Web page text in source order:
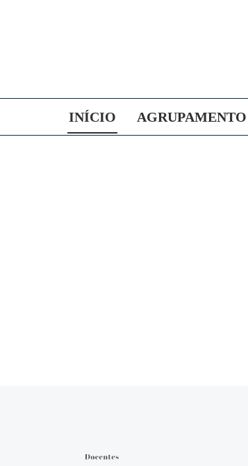
INÍCIO AGRUPAMENTO